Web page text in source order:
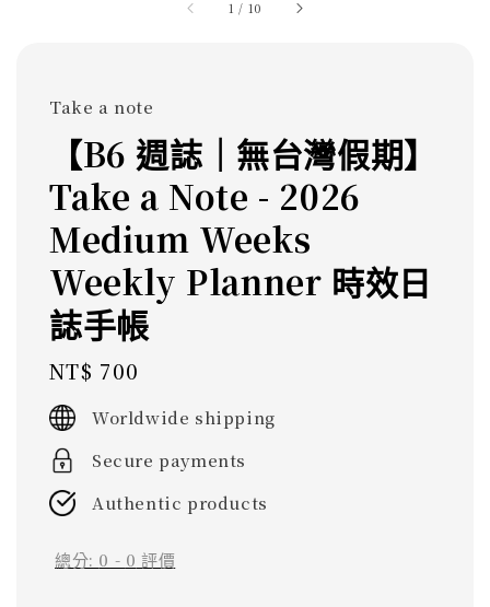
1 / 10
Take a note
【B6 週誌｜無台灣假期】
Take a Note - 2026
Medium Weeks
Weekly Planner 時效日
誌手帳
Regular
price
NT$ 700
Worldwide shipping
Secure payments
Authentic products
總分: 0 - 0 評價